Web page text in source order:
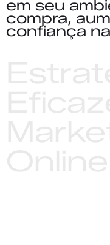
em seu
compra,
confiança